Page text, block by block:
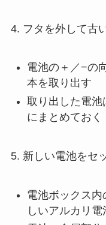
4. フタを外して古
電池の＋／−の
本を取り出す
取り出した電
にまとめておく
5. 新しい電池をセ
電池ボックス
しいアルカリ